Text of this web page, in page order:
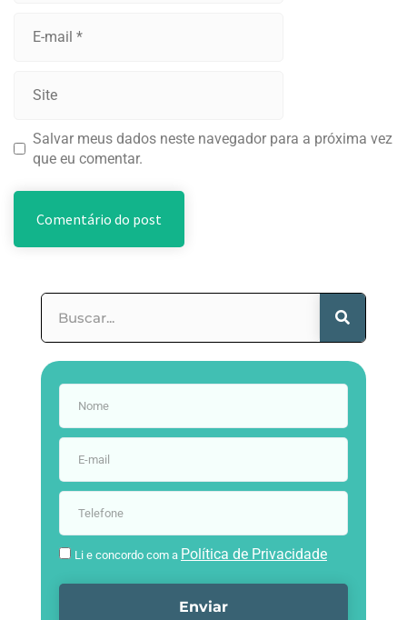
Salvar meus dados neste navegador para a próxima vez
que eu comentar.
Li e concordo com a Política de Privacidade
Enviar